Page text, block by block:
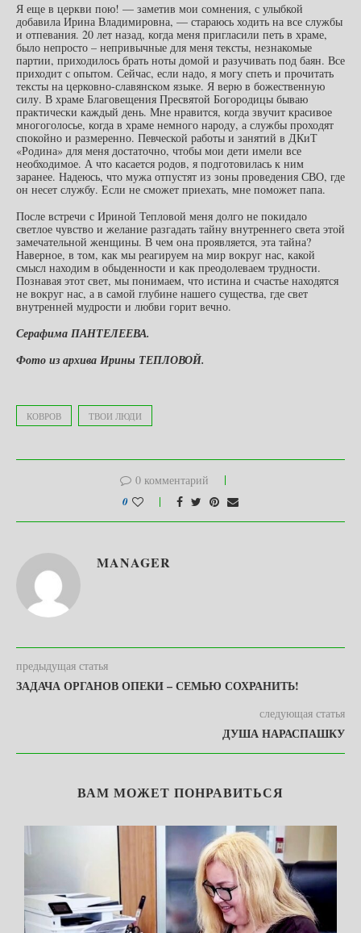
Я еще в церкви пою! — заметив мои сомнения, с улыбкой
добавила Ирина Владимировна, — стараюсь ходить на все службы
и отпевания. 20 лет назад, когда меня пригласили петь в храме,
было непросто – непривычные для меня тексты, незнакомые
партии, приходилось брать ноты домой и разучивать под баян. Все
приходит с опытом. Сейчас, если надо, я могу спеть и прочитать
тексты на церковно-славянском языке. Я верю в божественную
силу. В храме Благовещения Пресвятой Богородицы бываю
практически каждый день. Мне нравится, когда звучит красивое
многоголосье, когда в храме немного народу, а службы проходят
спокойно и размеренно. Певческой работы и занятий в ДКиТ
«Родина» для меня достаточно, чтобы мои дети имели все
необходимое. А что касается родов, я подготовилась к ним
заранее. Надеюсь, что мужа отпустят из зоны проведения СВО, где
он несет службу. Если не сможет приехать, мне поможет папа.
После встречи с Ириной Тепловой меня долго не покидало
светлое чувство и желание разгадать тайну внутреннего света этой
замечательной женщины. В чем она проявляется, эта тайна?
Наверное, в том, как мы реагируем на мир вокруг нас, какой
смысл находим в обыденности и как преодолеваем трудности.
Познавая этот свет, мы понимаем, что истина и счастье находятся
не вокруг нас, а в самой глубине нашего существа, где свет
внутренней мудрости и любви горит вечно.
Серафима ПАНТЕЛЕЕВА.
Фото из архива Ирины ТЕПЛОВОЙ.
КОВРОВ ТВОИ ЛЮДИ
0 комментарий
0
MANAGER
предыдущая статья
ЗАДАЧА ОРГАНОВ ОПЕКИ – СЕМЬЮ СОХРАНИТЬ!
следующая статья
ДУША НАРАСПАШКУ
ВАМ МОЖЕТ ПОНРАВИТЬСЯ